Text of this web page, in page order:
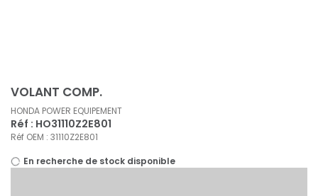
VOLANT COMP.
HONDA POWER EQUIPEMENT
Réf : HO31110Z2E801
Réf OEM : 31110Z2E801
En recherche de stock disponible